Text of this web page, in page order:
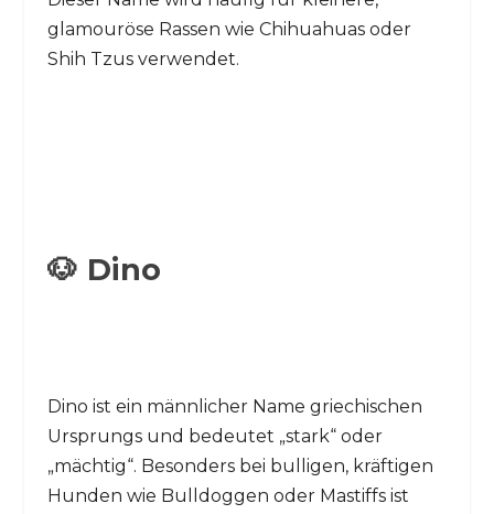
glamouröse Rassen wie Chihuahuas oder
Shih Tzus verwendet.
🐶 Dino
Dino ist ein männlicher Name griechischen
Ursprungs und bedeutet „stark“ oder
„mächtig“. Besonders bei bulligen, kräftigen
Hunden wie Bulldoggen oder Mastiffs ist